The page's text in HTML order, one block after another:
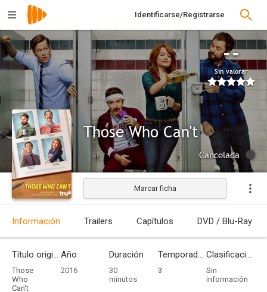
Identificarse/Registrarse
--
Sin valorar
Those Who Can't
Cancelada
Marcar ficha
Información Trailers Capítulos DVD / Blu-Ray
Título original
Those
Who
Can't
Año
2016
Duración
30
minutos
Temporadas
3
Clasificación por edades
Sin
información